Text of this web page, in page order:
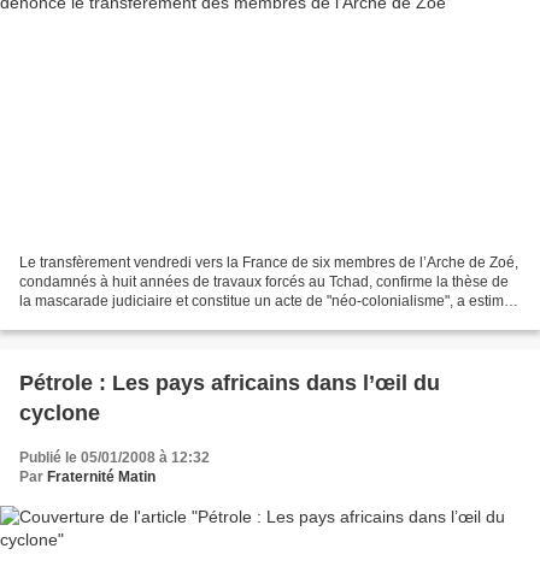
Le transfèrement vendredi vers la France de six membres de l’Arche de Zoé,
condamnés à huit années de travaux forcés au Tchad, confirme la thèse de
la mascarade judiciaire et constitue un acte de "néo-colonialisme", a estimé
Pétrole : Les pays africains dans l’œil du
cyclone
Publié le 05/01/2008 à 12:32
Par Fraternité Matin